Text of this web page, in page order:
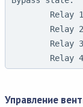
Управление